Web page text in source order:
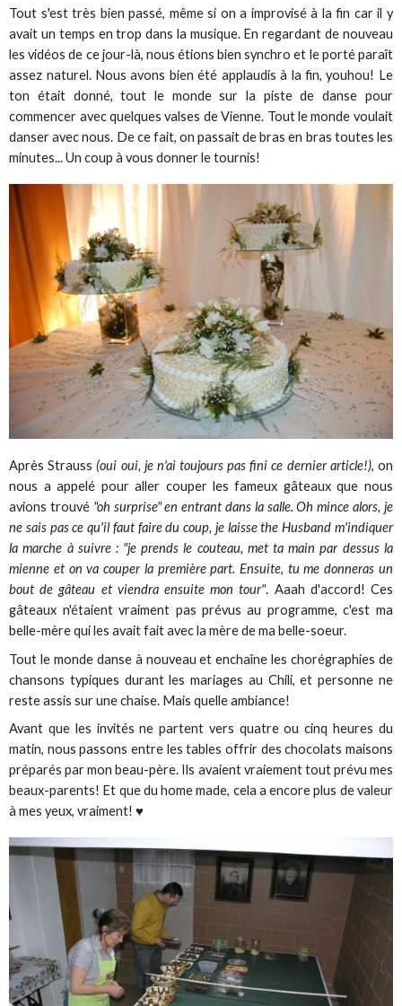
Tout s'est très bien passé, même si on a improvisé à la fin car il y
avait un temps en trop dans la musique. En regardant de nouveau
les vidéos de ce jour-là, nous étions bien synchro et le porté paraît
assez naturel. Nous avons bien été applaudis à la fin, youhou! Le
ton était donné, tout le monde sur la piste de danse pour
commencer avec quelques valses de Vienne. Tout le monde voulait
danser avec nous. De ce fait, on passait de bras en bras toutes les
minutes... Un coup à vous donner le tournis!
Après Strauss (oui oui, je n'ai toujours pas fini ce dernier article!), on
nous a appelé pour aller couper les fameux gâteaux que nous
avions trouvé "oh surprise" en entrant dans la salle. Oh mince alors, je
ne sais pas ce qu'il faut faire du coup, je laisse the Husband m'indiquer
la marche à suivre : "je prends le couteau, met ta main par dessus la
mienne et on va couper la première part. Ensuite, tu me donneras un
bout de gâteau et viendra ensuite mon tour". Aaah d'accord! Ces
gâteaux n'étaient vraiment pas prévus au programme, c'est ma
belle-mère qui les avait fait avec la mère de ma belle-soeur.
Tout le monde danse à nouveau et enchaîne les chorégraphies de
chansons typiques durant les mariages au Chili, et personne ne
reste assis sur une chaise. Mais quelle ambiance!
Avant que les invités ne partent vers quatre ou cinq heures du
matin, nous passons entre les tables offrir des chocolats maisons
préparés par mon beau-père. Ils avaient vraiement tout prévu mes
beaux-parents! Et que du home made, cela a encore plus de valeur
à mes yeux, vraiment! ♥